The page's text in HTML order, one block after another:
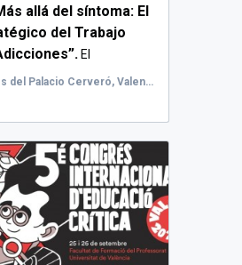
allá del síntoma: El
del Trabajo
El
Salón de Actos del Palacio Cerveró, Valencia, España